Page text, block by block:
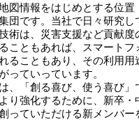
図情報をはじめとする位置
団です。当社で日々研究し
術は、災害支援など貢献度
こともあれば、スマートフ
ることもあり、その利用用
っていっています。
、「創る喜び、使う喜び」
り強化するために、新卒・
っていただける新メンバー